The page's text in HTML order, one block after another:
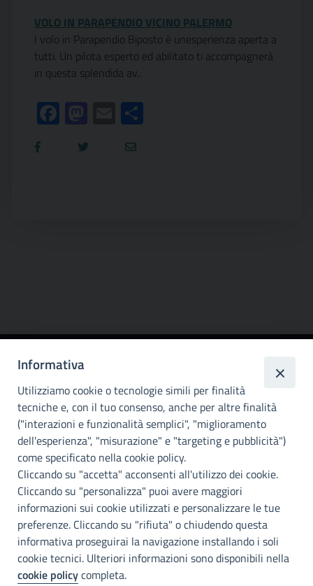
VOLO IN PARAPENDIO VICINO PALERMO
l volo in Parapendio Biposto è unesperienza aperta a
tutti. Un pilota esperto ed abilitato ti accompagnerà
in questa splendida av..
Facebook
Mastodon
Email
Città
metropolitana di
Palermo
INFO E CONTATTI
I nostri canali social
Accessibilità
Città Metropolitana di Palermo si impegna a rendere il proprio sito
web accessibile, conformemente al D.lgs. 10 agosto 2018, n°106
che ha recepito la direttiva UE 2016/2102 del Parlamento euopeo e
del Consiglio.
Informativa
Utilizziamo cookie o tecnologie simili per finalità
tecniche e, con il tuo consenso, anche per altre finalità
("interazioni e funzionalità semplici", "miglioramento
dell'esperienza", "misurazione" e "targeting e pubblicità")
come specificato nella cookie policy.
Cliccando su "accetta" acconsenti all'utilizzo dei cookie.
Cliccando su "personalizza" puoi avere maggiori
informazioni sui cookie utilizzati e personalizzare le tue
preferenze. Cliccando su "rifiuta" o chiudendo questa
informativa proseguirai la navigazione installando i soli
cookie tecnici. Ulteriori informazioni sono disponibili nella
cookie policycompleta.